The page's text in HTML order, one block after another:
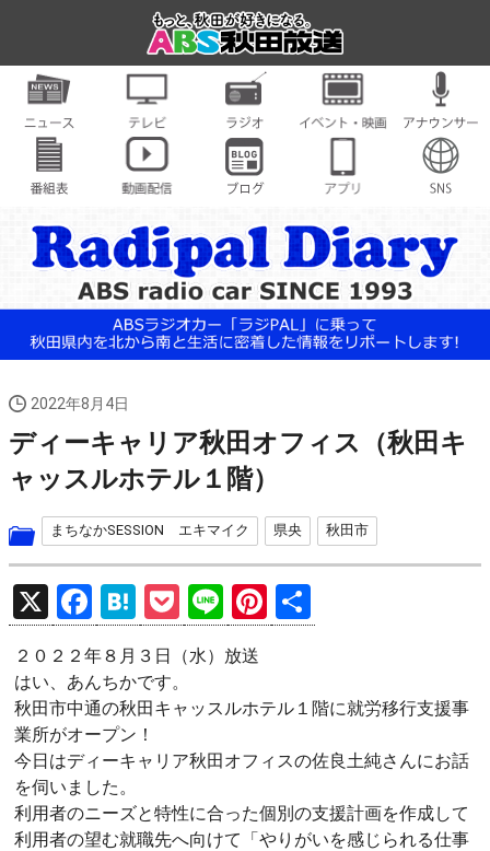
2022年8月4日
ディーキャリア秋田オフィス（秋田キ
ャッスルホテル１階）
まちなかSESSION エキマイク 県央 秋田市
X
F
a
ce
b
o
o
k
H
at
e
n
a
P
o
ck
et
Li
n
e
Pi
nt
es
有
２０２２年８月３日（水）放送
はい、あんちかです。
秋田市中通の秋田キャッスルホテル１階に就労移行支援事
業所がオープン！
今日はディーキャリア秋田オフィスの佐良土純さんにお話
を伺いました。
利用者のニーズと特性に合った個別の支援計画を作成して
利用者の望む就職先へ向けて「やりがいを感じられる仕事